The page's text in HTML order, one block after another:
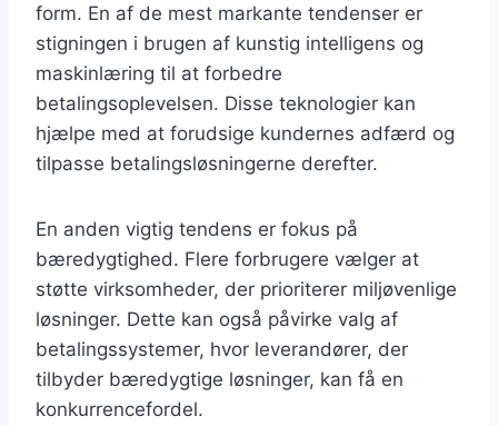
form. En af de mest markante tendenser er
stigningen i brugen af kunstig intelligens og
maskinlæring til at forbedre
betalingsoplevelsen. Disse teknologier kan
hjælpe med at forudsige kundernes adfærd og
tilpasse betalingsløsningerne derefter.
En anden vigtig tendens er fokus på
bæredygtighed. Flere forbrugere vælger at
støtte virksomheder, der prioriterer miljøvenlige
løsninger. Dette kan også påvirke valg af
betalingssystemer, hvor leverandører, der
tilbyder bæredygtige løsninger, kan få en
konkurrencefordel.